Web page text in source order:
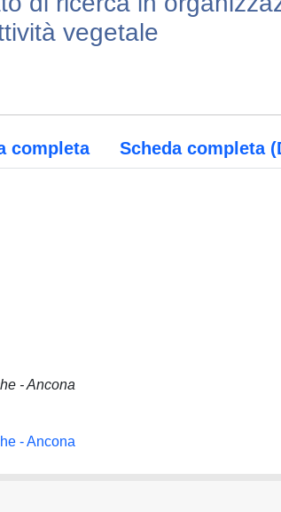
vegetale
completa Scheda completa
- Ancona
- Ancona